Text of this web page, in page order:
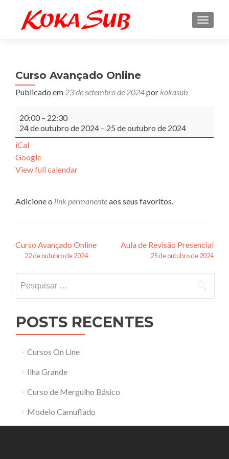
Curso Avançado Online
Publicado em 23 de setembro de 2024por kokasub
Avançado
Online
20:00 – 22:30
24 de outubro de 2024 – 25 de outubro de 2024
iCal
Google
View full calendar
Adicione o link permanenteaos seus favoritos.
Navegação
posts
Curso Avançado Online
22 de outubro de 2024
Aula de Revisão Presencial
25 de outubro de 2024
por:
POSTS RECENTES
Cursos On Line
Ilha Grande
Curso de Mergulho Básico
Modelo Camuflado